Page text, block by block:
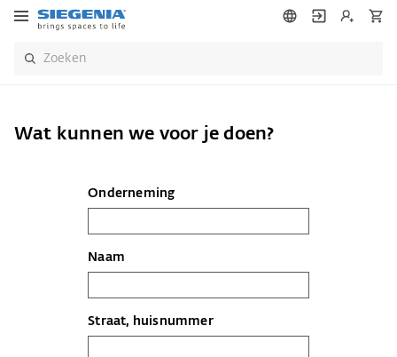
Wat kunnen we voor je doen?
Onderneming
Naam
Straat, huisnummer